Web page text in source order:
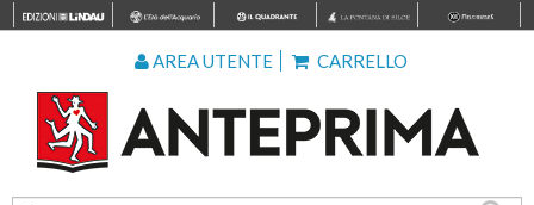
AREA UTENTE CARRELLO